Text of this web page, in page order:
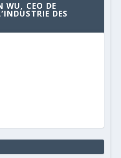
WU, CEO DE
DES